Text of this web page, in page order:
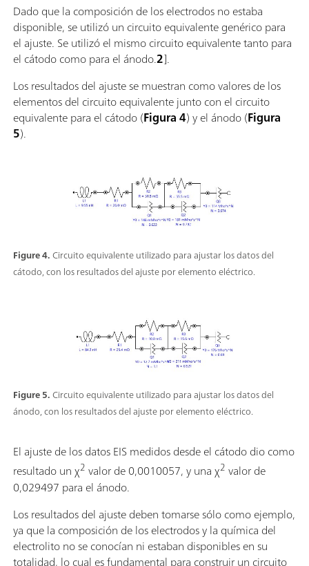
Dado que la composición de los electrodos no estaba
disponible, se utilizó un circuito equivalente genérico para
el ajuste. Se utilizó el mismo circuito equivalente tanto para
el cátodo como para el ánodo.2].
Los resultados del ajuste se muestran como valores de los
elementos del circuito equivalente junto con el circuito
equivalente para el cátodo (Figura 4) y el ánodo (Figura
5).
Figure 4.Circuito equivalente utilizado para ajustar los datos del
cátodo, con los resultados del ajuste por elemento eléctrico.
Figure 5.Circuito equivalente utilizado para ajustar los datos del
ánodo, con los resultados del ajuste por elemento eléctrico.
El ajuste de los datos EIS medidos desde el cátodo dio como
resultado un χ2 valor de 0,0010057, y una χ2 valor de
0,029497 para el ánodo.
Los resultados del ajuste deben tomarse sólo como ejemplo,
ya que la composición de los electrodos y la química del
electrolito no se conocían ni estaban disponibles en su
totalidad, lo cual es fundamental para construir un circuito